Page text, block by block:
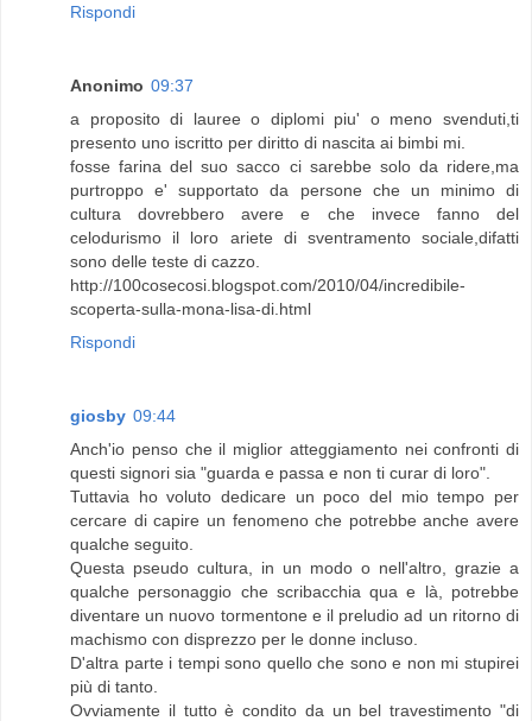
Rispondi
Anonimo 09:37
a proposito di lauree o diplomi piu' o meno svenduti,ti
presento uno iscritto per diritto di nascita ai bimbi mi.
fosse farina del suo sacco ci sarebbe solo da ridere,ma
purtroppo e' supportato da persone che un minimo di
cultura dovrebbero avere e che invece fanno del
celodurismo il loro ariete di sventramento sociale,difatti
sono delle teste di cazzo.
http://100cosecosi.blogspot.com/2010/04/incredibile-
scoperta-sulla-mona-lisa-di.html
Rispondi
giosby 09:44
Anch'io penso che il miglior atteggiamento nei confronti di
questi signori sia "guarda e passa e non ti curar di loro".
Tuttavia ho voluto dedicare un poco del mio tempo per
cercare di capire un fenomeno che potrebbe anche avere
qualche seguito.
Questa pseudo cultura, in un modo o nell'altro, grazie a
qualche personaggio che scribacchia qua e là, potrebbe
diventare un nuovo tormentone e il preludio ad un ritorno di
machismo con disprezzo per le donne incluso.
D'altra parte i tempi sono quello che sono e non mi stupirei
più di tanto.
Ovviamente il tutto è condito da un bel travestimento "di